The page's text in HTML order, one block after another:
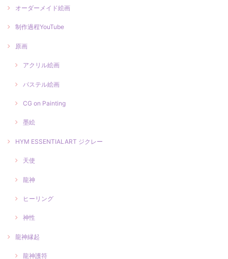
オーダーメイド絵画
制作過程YouTube
原画
アクリル絵画
パステル絵画
CG on Painting
墨絵
HYM ESSENTIALART ジクレー
天使
龍神
ヒーリング
神性
龍神縁起
龍神護符